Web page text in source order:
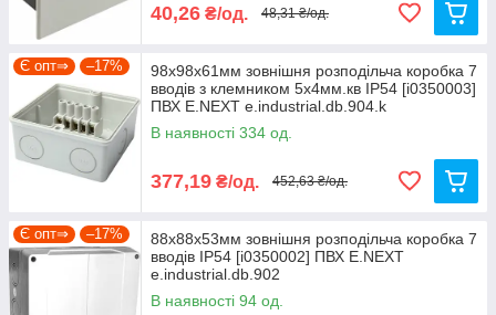
40,26 ₴/од. 48,31 ₴/од.
Є опт⇒ –17%
98х98х61мм зовнішня розподільча коробка 7
вводів з клемником 5х4мм.кв IP54 [i0350003]
ПВХ E.NEXT e.industrial.db.904.k
В наявності 334 од.
377,19 ₴/од. 452,63 ₴/од.
Є опт⇒ –17%
88х88х53мм зовнішня розподільча коробка 7
вводів IP54 [i0350002] ПВХ E.NEXT
e.industrial.db.902
В наявності 94 од.